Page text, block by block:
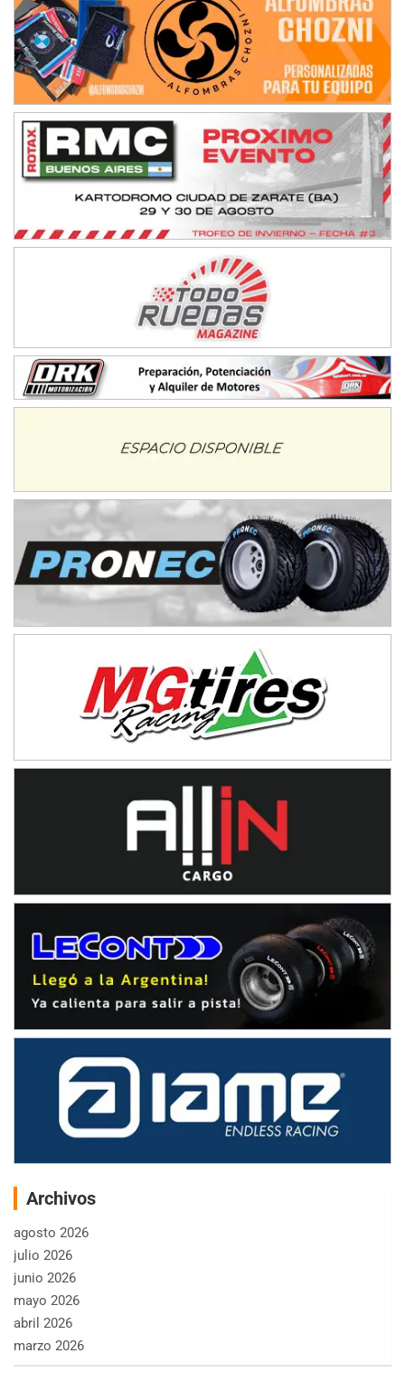
Archivos
agosto 2026
julio 2026
junio 2026
mayo 2026
abril 2026
marzo 2026